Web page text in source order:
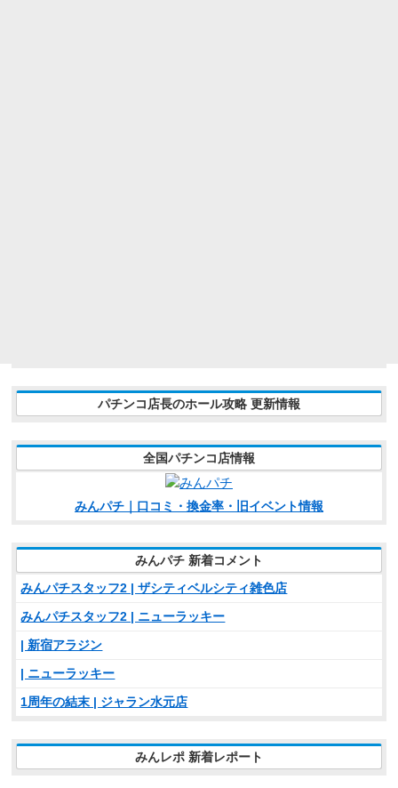
パチンコ店長のホール攻略 更新情報
全国パチンコ店情報
みんパチ｜口コミ・換金率・旧イベント情報
みんパチ 新着コメント
みんパチスタッフ2 | ザシティベルシティ雑色店
みんパチスタッフ2 | ニューラッキー
| 新宿アラジン
| ニューラッキー
1周年の結末 | ジャラン水元店
みんレポ 新着レポート